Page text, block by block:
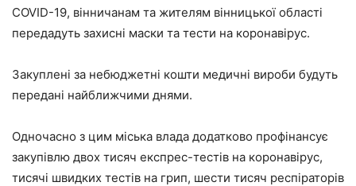
COVID-19, вінничанам та жителям вінницької області
передадуть захисні маски та тести на коронавірус.
Закуплені за небюджетні кошти медичні вироби будуть
передані найближчими днями.
Одночасно з цим міська влада додатково профінансує
закупівлю двох тисяч експрес-тестів на коронавірус,
тисячі швидких тестів на грип, шести тисяч респіраторів